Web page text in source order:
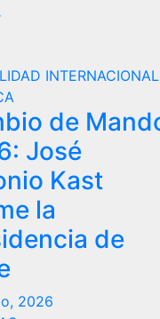
de
José
Kast
la
de
2026